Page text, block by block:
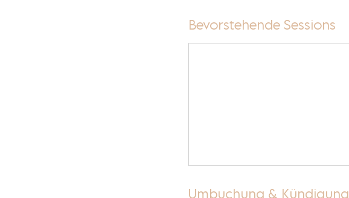
Bevorstehende Sessions
Umbuchung & Kündigung